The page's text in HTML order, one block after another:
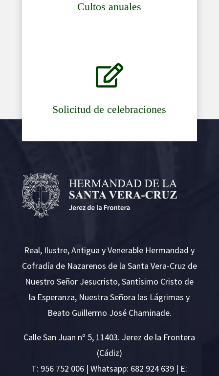
Cultos anuales

Solicitud de celebraciones
Real, Ilustre, Antigua y Venerable Hermandad y
Cofradía de Nazarenos de la Santa Vera-Cruz de
Nuestro Señor Jesucristo, Santísimo Cristo de
la Esperanza, Nuestra Señora las Lágrimas y
Beato Guillermo José Chaminade.
Calle San Juan nº 5, 11403. Jerez de la Frontera
(Cádiz)
T: 956 752 006 | Whatsapp: 682 924 639 | E: